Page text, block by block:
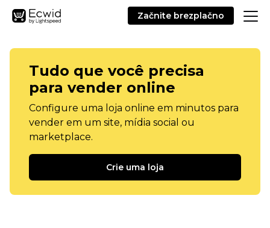
Začnite brezplačno
Tudo que você precisa
para vender online
Configure uma loja online em minutos para
vender em um site, mídia social ou
marketplace.
Crie uma loja